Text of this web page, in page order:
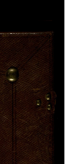
monachum
XXVIII
XV ; ms.